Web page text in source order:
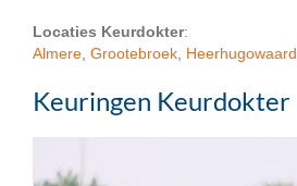
Locaties Keurdokter:
Almere, Grootebroek, Heerhugowaard
Keuringen Keurdokter